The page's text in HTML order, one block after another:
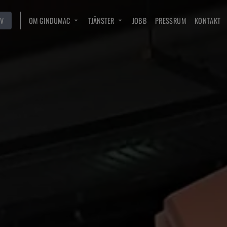
OM GINDUMAC TJÄNSTER JOBB PRESSRUM KONTAKT